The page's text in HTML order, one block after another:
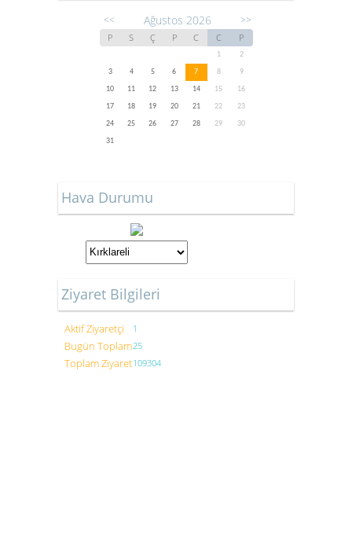
<< Ağustos 2026 >>
P S Ç P C C P
1
2
3
4 5 6 7 8
9
10
11 12 13 14 15
16
17
18 19 20 21 22
23
24
25 26 27 28 29
30
31
Hava Durumu
Ziyaret Bilgileri
Aktif Ziyaretçi 1
Bugün Toplam25
Toplam Ziyaret109304